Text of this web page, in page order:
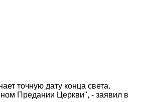
точную дату конца света.
Предании Церкви", - заявил в